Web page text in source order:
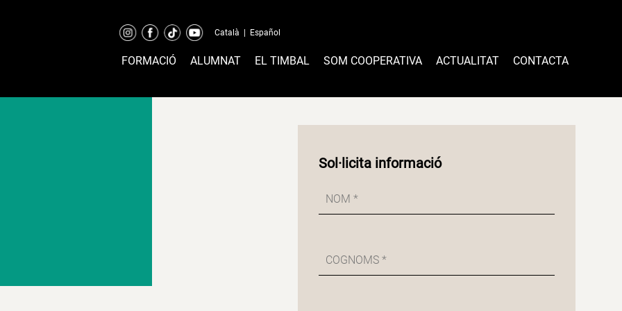
Català Español
FORMACIÓ ALUMNAT EL TIMBAL SOM COOPERATIVA ACTUALITAT CONTACTA
Sol·licita informació